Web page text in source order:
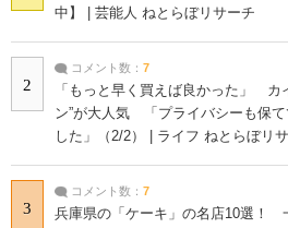
中】 | 芸能人 ねとらぼリサーチ
2
コメント数： 7
「もっと早く買えば良かった」 カ
ン”が大人気 「プライバシーも保て
した」（2/2） | ライフ ねとらぼリ
3
コメント数： 7
兵庫県の「ケーキ」の名店10選！